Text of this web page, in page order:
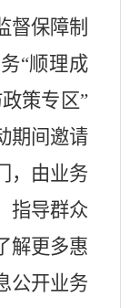
督保障制
“顺理成
策专区”
期间邀请
，由业务
指导群众
解更多惠
公开业务